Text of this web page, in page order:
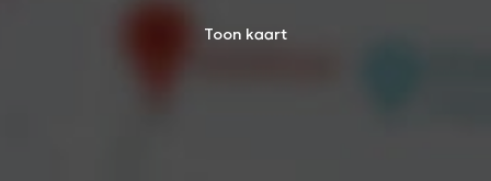
Toon kaart